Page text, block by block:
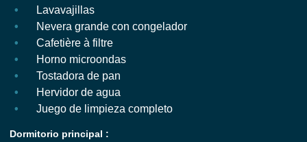
Lavavajillas
Nevera grande con congelador
Cafetière à filtre
Horno microondas
Tostadora de pan
Hervidor de agua
Juego de limpieza completo
Dormitorio principal :